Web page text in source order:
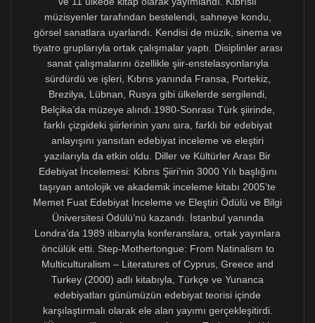
“Üveyanadil” kavramını da 1997’de Londra Middlesex
Üniversitesi’nde öğretim üyesi olduğum aynı dönemde
söz konusu AB projesi çerçevesinde düzenlediğim
konferans konuşmalarını derleyenStep-Mothertongue:
From Nationalism to Multiculturalism Literatures of
Cyprus, Greece and Turkey adlı kitapta kullanmıştım.
Bu başvuru kitabı bazı ülkelerde ders kitabı olduğu ve
İtalyanlar “üveyanadil” kavramını “matrignalingua”
olarak literatüre aktardığı halde henüz Yunancaya
çevrilmedi. Ama üveyanadil, edebiyat teorisi ve Kıbrıs
Edebiyatı üstüne incelemelerimi
içerenKozmopoetikaadlı kitap için bir Atina yayıneviyle
sözleşme imzalandı. Bunu da Kıbrıs Cumhuriyeti’nin,
Kıbrıslırum ve Kıbrıslıtürk yazarlara ait eserlerin
Yunanca ile Türkçe arasında çevrilmesi için oluşturduğu
programa borçluyuz. Halen Kültür Yardımcı
Bakanlığı’nın yönettiği Yunanca-Türkçe çeviri ve yayın
programı, burada ele alacağım Türkçenin temsili
hakkındaki sorunların çözümü açısından iyi bir örnektir.
Kıbrıs basınında, özellikle ülkenin Türkçe gazetelerinde
gördüğüm “Türkçenin AB dili olması için Brüksel’de